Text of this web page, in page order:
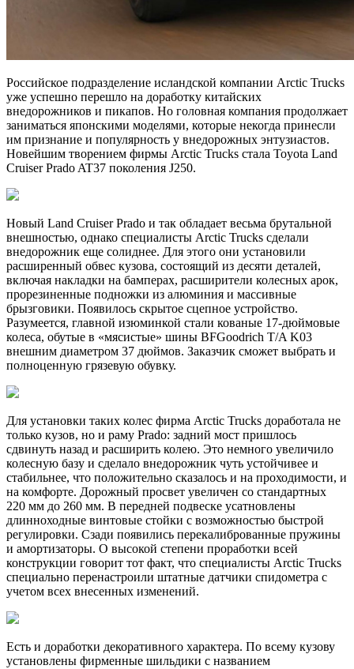
Российское подразделение исландской компании Arctic Trucks
уже успешно перешло на доработку китайских
внедорожников и пикапов. Но головная компания продолжает
заниматься японскими моделями, которые некогда принесли
им признание и популярность у внедорожных энтузиастов.
Новейшим творением фирмы Arctic Trucks стала Toyota Land
Cruiser Prado AT37 поколения J250.
Новый Land Cruiser Prado и так обладает весьма брутальной
внешностью, однако специалисты Arctic Trucks сделали
внедорожник еще солиднее. Для этого они установили
расширенный обвес кузова, состоящий из десяти деталей,
включая накладки на бамперах, расширители колесных арок,
прорезиненные подножки из алюминия и массивные
брызговики. Появилось скрытое сцепное устройство.
Разумеется, главной изюминкой стали кованые 17-дюймовые
колеса, обутые в «мясистые» шины BFGoodrich T/A K03
внешним диаметром 37 дюймов. Заказчик сможет выбрать и
полноценную грязевую обувку.
Для установки таких колес фирма Arctic Trucks доработала не
только кузов, но и раму Prado: задний мост пришлось
сдвинуть назад и расширить колею. Это немного увеличило
колесную базу и сделало внедорожник чуть устойчивее и
стабильнее, что положительно сказалось и на проходимости, и
на комфорте. Дорожный просвет увеличен со стандартных
220 мм до 260 мм. В передней подвеске усатновлены
длинноходные винтовые стойки с возможностью быстрой
регулировки. Сзади появились перекалиброванные пружины
и амортизаторы. О высокой степени проработки всей
конструкции говорит тот факт, что специалисты Arctic Trucks
специально перенастроили штатные датчики спидометра с
учетом всех внесенных изменений.
Есть и доработки декоративного характера. По всему кузову
установлены фирменные шильдики с названием